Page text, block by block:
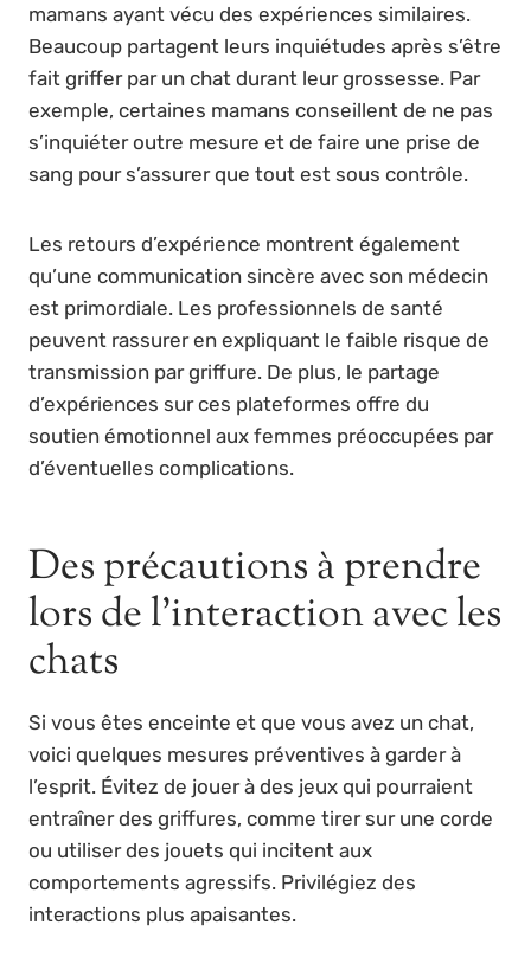
mamans ayant vécu des expériences similaires.
Beaucoup partagent leurs inquiétudes après s’être
fait griffer par un chat durant leur grossesse. Par
exemple, certaines mamans conseillent de ne pas
s’inquiéter outre mesure et de faire une prise de
sang pour s’assurer que tout est sous contrôle.
Les retours d’expérience montrent également
qu’une communication sincère avec son médecin
est primordiale. Les professionnels de santé
peuvent rassurer en expliquant le faible risque de
transmission par griffure. De plus, le partage
d’expériences sur ces plateformes offre du
soutien émotionnel aux femmes préoccupées par
d’éventuelles complications.
Des précautions à prendre
lors de l’interaction avec les
chats
Si vous êtes enceinte et que vous avez un chat,
voici quelques mesures préventives à garder à
l’esprit. Évitez de jouer à des jeux qui pourraient
entraîner des griffures, comme tirer sur une corde
ou utiliser des jouets qui incitent aux
comportements agressifs. Privilégiez des
interactions plus apaisantes.